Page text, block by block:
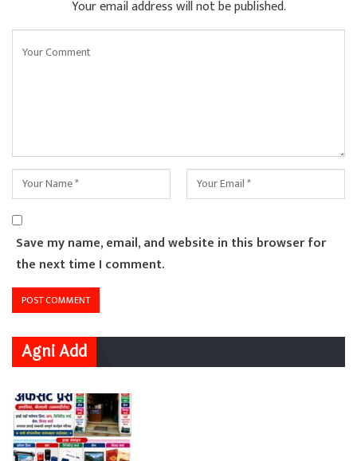
Your email address will not be published.
Save my name, email, and website in this browser for
the next time I comment.
Agni Add